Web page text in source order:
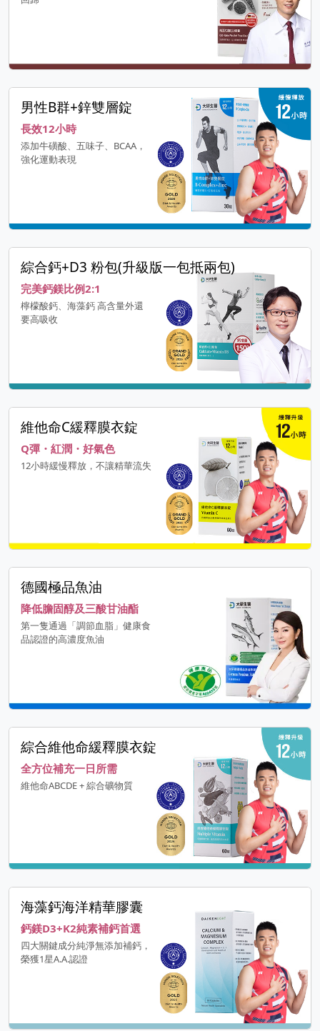
男性B群+鋅雙層錠
長效12小時
添加牛磺酸、五味子、BCAA，
強化運動表現
綜合鈣+D3 粉包(升級版一包抵兩包)
完美鈣鎂比例2:1
檸檬酸鈣、海藻鈣 高含量外還
要高吸收
維他命C緩釋膜衣錠
Q彈・紅潤・好氣色
12小時緩慢釋放，不讓精華流失
德國極品魚油
降低膽固醇及三酸甘油酯
第一隻通過「調節血脂」健康食
品認證的高濃度魚油
綜合維他命緩釋膜衣錠
全方位補充一日所需
維他命ABCDE + 綜合礦物質
海藻鈣海洋精華膠囊
鈣鎂D3+K2純素補鈣首選
四大關鍵成分純淨無添加補鈣，
榮獲1星A.A.認證